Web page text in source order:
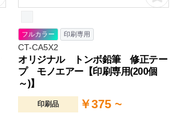
フルカラー 印刷専用
CT-CA5X2
オリジナル トンボ鉛筆 修正テー
プ モノエアー【印刷専用(200個
～)】
印刷品 ￥375 ~